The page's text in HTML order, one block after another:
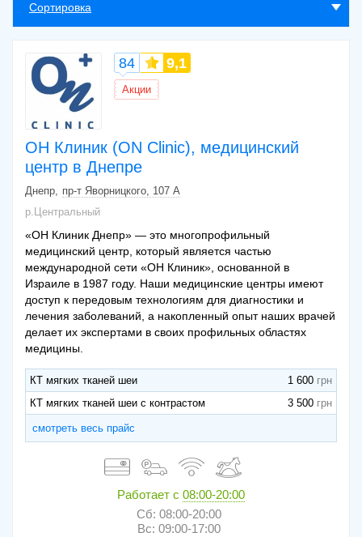
Сортировка
ОН Клиник (ON Clinic), медицинский
центр в Днепре
84 9,1
Акции
Днепр
пр-т Яворницкого, 107 А
р.Центральный
«ОН Клиник Днепр» — это многопрофильный
медицинский центр, который является частью
международной сети «ОН Клиник», основанной в
Израиле в 1987 году. Наши медицинские центры имеют
доступ к передовым технологиям для диагностики и
лечения заболеваний, а накопленный опыт наших врачей
делает их экспертами в своих профильных областях
медицины.
КТ мягких тканей шеи
1 600
КТ мягких тканей шеи с контрастом
3 500
смотреть весь прайс
Работает с 08:00-20:00
Сб: 08:00-20:00
Вс: 09:00-17:00